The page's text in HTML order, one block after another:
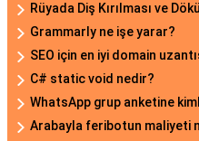
Rüyada Diş Kırılması ve
Grammarly ne işe yarar?
SEO için en iyi domain
C# static void nedir?
WhatsApp grup anketine
Arabayla feribotun maliyeti